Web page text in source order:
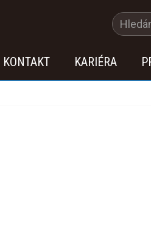
KONTAKT KARIÉRA